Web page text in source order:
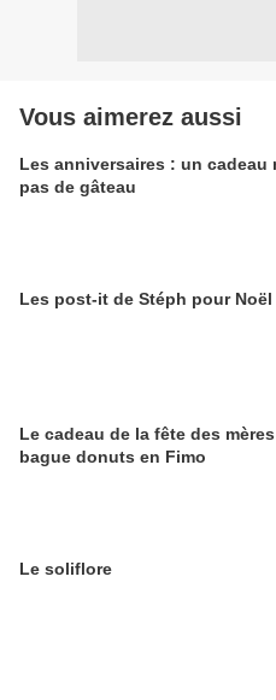
Vous aimerez aussi
Les anniversaires : un cadeau
pas de gâteau
Les post-it de Stéph pour Noël
Le cadeau de la fête des
bague donuts en Fimo
Le soliflore